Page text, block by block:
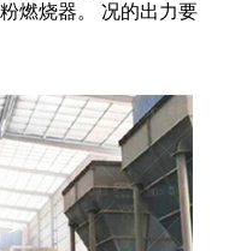
燃烧器。 况的出力要